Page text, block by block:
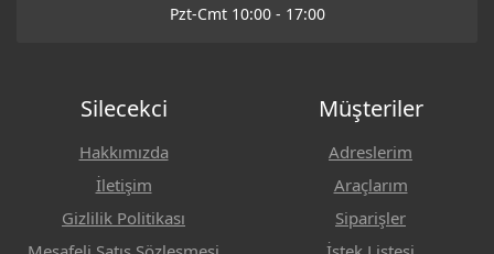
Pzt-Cmt 10:00 - 17:00
Silecekci
Hakkımızda
İletişim
Gizlilik Politikası
Müşteriler
Adreslerim
Araçlarım
Siparişler